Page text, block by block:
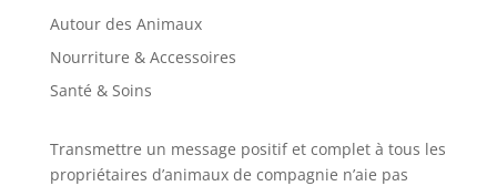
Autour des Animaux
Nourriture & Accessoires
Santé & Soins
Transmettre un message positif et complet à tous les
propriétaires d’animaux de compagnie n’aie pas